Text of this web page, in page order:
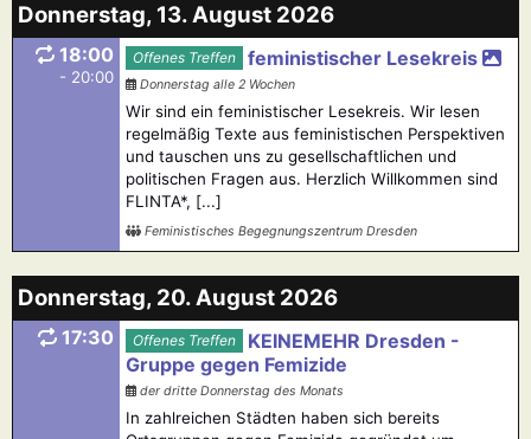
Donnerstag, 13. August 2026
18:00
- 20:00
Offenes Treffen feministischer Lesekreis
Donnerstag alle 2 Wochen
Wir sind ein feministischer Lesekreis. Wir lesen
regelmäßig Texte aus feministischen Perspektiven
und tauschen uns zu gesellschaftlichen und
politischen Fragen aus. Herzlich Willkommen sind
FLINTA*, [...]
Feministisches Begegnungszentrum Dresden
Donnerstag, 20. August 2026
17:30 Offenes Treffen
KEINEMEHR Dresden -
Gruppe gegen Femizide
der dritte Donnerstag des Monats
In zahlreichen Städten haben sich bereits